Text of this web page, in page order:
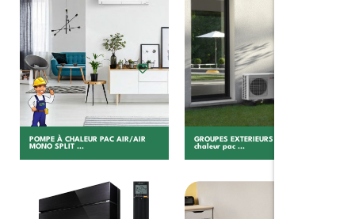
Choisir
POMPE À CHALEUR PAC AIR/AIR
MONO SPLIT ...
Choisir
GROUPES EXTERIEURS Pompe à
chaleur pac ...